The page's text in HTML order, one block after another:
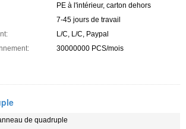
PE à l'intérieur, carton dehors
7-45 jours de travail
L/C, L/C, Paypal
30000000 PCS/mois
de quadruple